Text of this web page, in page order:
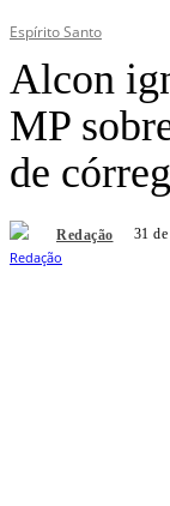
Espírito Santo
Alcon
MP
de
Redação 31